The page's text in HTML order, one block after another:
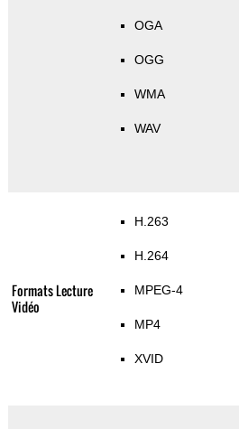
OGA
OGG
WMA
WAV
Formats Lecture
Vidéo
H.263
H.264
MPEG-4
MP4
XVID